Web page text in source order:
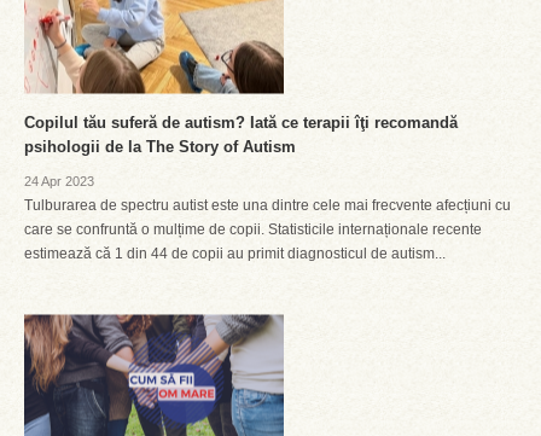
Copilul tău suferă de autism? Iată ce terapii îţi recomandă
psihologii de la The Story of Autism
24 Apr 2023
Tulburarea de spectru autist este una dintre cele mai frecvente afecțiuni cu
care se confruntă o mulțime de copii. Statisticile internaționale recente
estimează că 1 din 44 de copii au primit diagnosticul de autism...